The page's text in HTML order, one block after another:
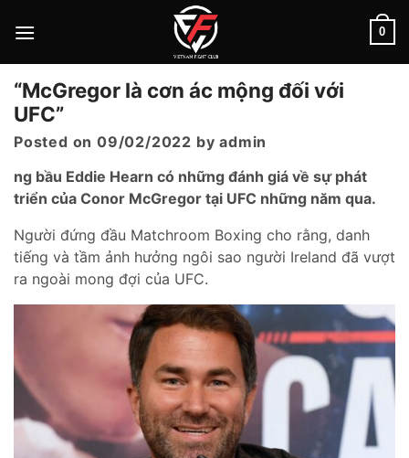
0
“McGregor là cơn ác mộng đối với
UFC”
Posted on09/02/2022 byadmin
ng bầu Eddie Hearn có những đánh giá về sự phát
triển của Conor McGregor tại UFC những năm qua.
Người đứng đầu Matchroom Boxing cho rằng, danh
tiếng và tầm ảnh hưởng ngôi sao người Ireland đã vượt
ra ngoài mong đợi của UFC.